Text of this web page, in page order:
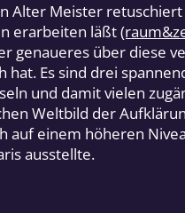
Alter Meister
erarbeiten läßt
genaueres über diese
Es sind drei
und damit vielen
Weltbild der
auf einem höheren
ausstellte.